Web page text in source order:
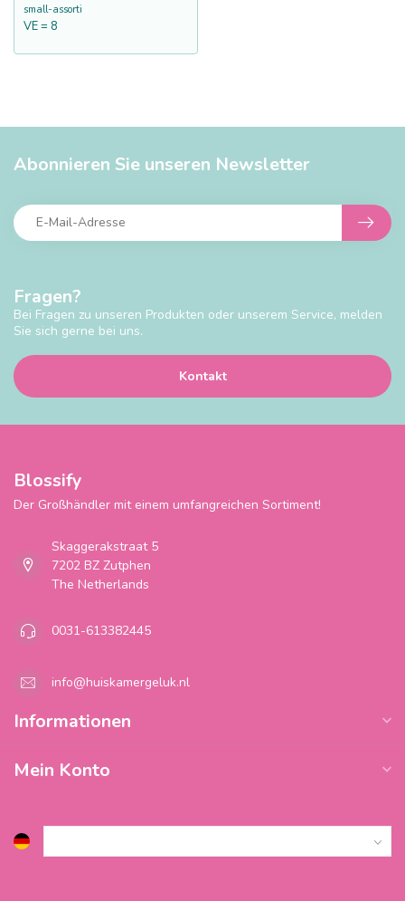
small-assorti
VE = 8
Fragen?
Bei Fragen zu unseren Produkten oder unserem Service, melden
Sie sich gerne bei uns.
Kontakt
Abonnieren Sie unseren Newsletter
Blossify
Der Großhändler mit einem umfangreichen Sortiment!
Skaggerakstraat 5
7202 BZ Zutphen
The Netherlands
0031-613382445
info@huiskamergeluk.nl
Informationen
Mein Konto